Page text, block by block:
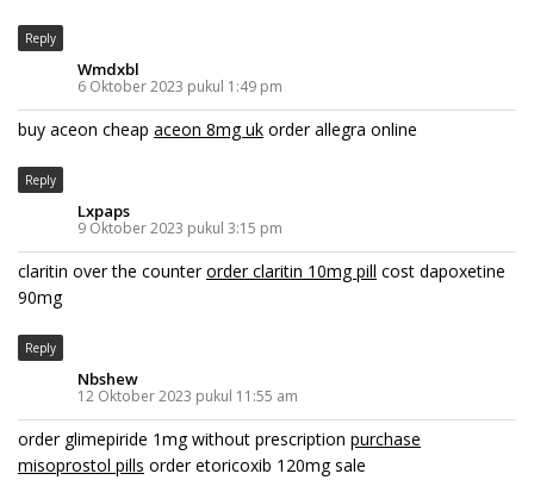
Reply
Wmdxbl
6 Oktober 2023 pukul 1:49 pm
buy aceon cheap aceon 8mg uk order allegra online
Reply
Lxpaps
9 Oktober 2023 pukul 3:15 pm
claritin over the counterorder claritin 10mg pill cost dapoxetine
90mg
Reply
Nbshew
12 Oktober 2023 pukul 11:55 am
order glimepiride 1mg without prescription purchase
misoprostol pills order etoricoxib 120mg sale